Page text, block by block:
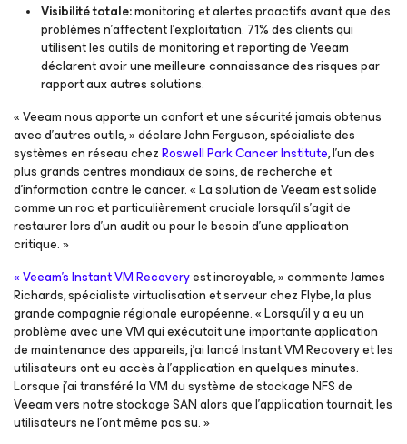
Visibilité totale:monitoring et alertes proactifs avant que des
problèmes n’affectent l’exploitation. 71% des clients qui
utilisent les outils de monitoring et reporting de Veeam
déclarent avoir une meilleure connaissance des risques par
rapport aux autres solutions.
« Veeam nous apporte un confort et une sécurité jamais obtenus
avec d’autres outils, » déclare John Ferguson, spécialiste des
systèmes en réseau chezRoswell Park Cancer Institute, l’un des
plus grands centres mondiaux de soins, de recherche et
d’information contre le cancer. « La solution de Veeam est solide
comme un roc et particulièrement cruciale lorsqu’il s’agit de
restaurer lors d’un audit ou pour le besoin d’une application
critique. »
« Veeam’s Instant VM Recoveryest incroyable, » commente James
Richards, spécialiste virtualisation et serveur chez Flybe, la plus
grande compagnie régionale européenne. « Lorsqu’il y a eu un
problème avec une VM qui exécutait une importante application
de maintenance des appareils, j’ai lancé Instant VM Recovery et les
utilisateurs ont eu accès à l’application en quelques minutes.
Lorsque j’ai transféré la VM du système de stockage NFS de
Veeam vers notre stockage SAN alors que l’application tournait, les
utilisateurs ne l’ont même pas su. »